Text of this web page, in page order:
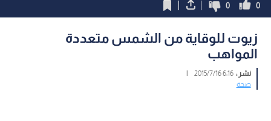
0
0
زيوت للوقاية من الشمس متعددة
المواهب
نشر :6:16 2015/7/16
|
صحة